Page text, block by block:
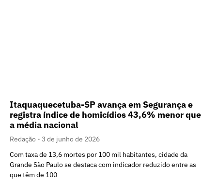
Itaquaquecetuba-SP avança em Segurança e
registra índice de homicídios 43,6% menor que
a média nacional
Redação
3 de junho de 2026
Com taxa de 13,6 mortes por 100 mil habitantes, cidade da
Grande São Paulo se destaca com indicador reduzido entre as
que têm de 100